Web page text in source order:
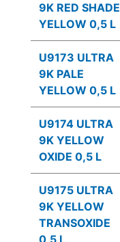
9K RED SHADE
YELLOW 0,5 L
U9173 ULTRA
9K PALE
YELLOW 0,5 L
U9174 ULTRA
9K YELLOW
OXIDE 0,5 L
U9175 ULTRA
9K YELLOW
TRANSOXIDE